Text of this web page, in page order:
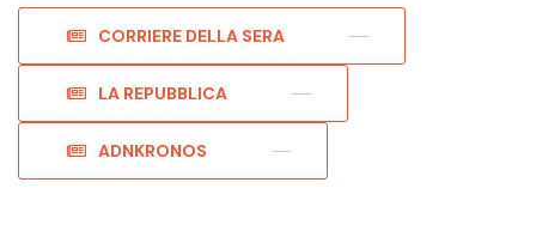
CORRIERE DELLA SERA
LA REPUBBLICA
ADNKRONOS